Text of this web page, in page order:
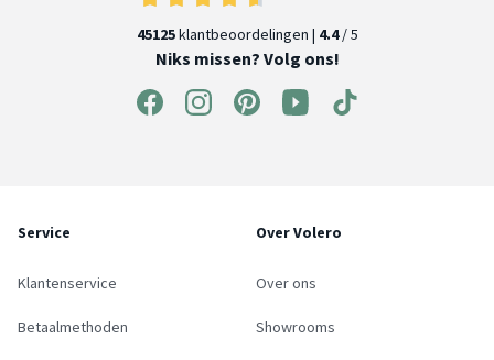
45125klantbeoordelingen | 4.4/ 5
Niks missen? Volg ons!
Service
Klantenservice
Betaalmethoden
Over Volero
Over ons
Showrooms